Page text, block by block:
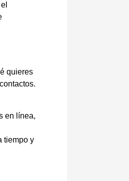
quieres
en línea,
tiempo y